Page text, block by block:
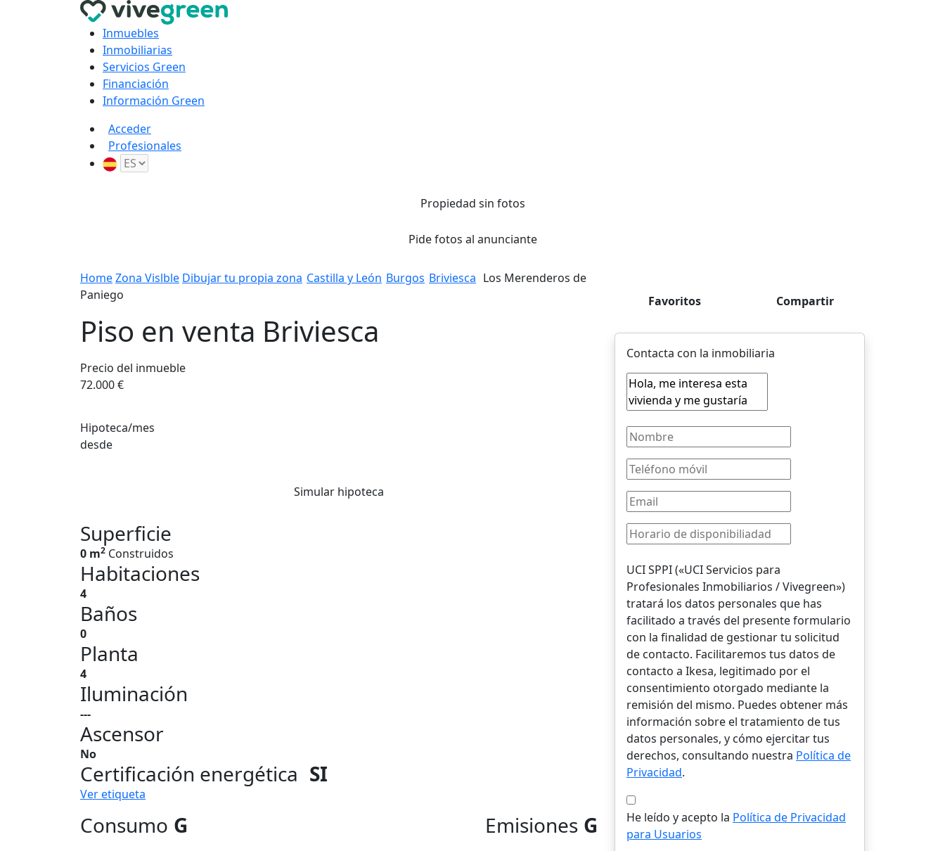
Inmuebles
Inmobiliarias
Servicios Green
Financiación
Información Green
Acceder
Profesionales
Propiedad sin fotos
Pide fotos al anunciante
HomeZona Vislble Dibujar tu propia zona Castilla y León Burgos Briviesca Los Merenderos de
Paniego
Piso en venta Briviesca
Precio del inmueble
72.000 €
Hipoteca/mes
desde
Simular hipoteca
Superficie
0 m2 Construidos
Habitaciones
4
Baños
0
Planta
4
Iluminación
---
Ascensor
No
Certificación energética SI
Ver etiqueta
Consumo G Emisiones G
Favoritos Compartir
Contacta con la inmobiliaria
UCI SPPI («UCI Servicios para
Profesionales Inmobiliarios / Vivegreen»)
tratará los datos personales que has
facilitado a través del presente formulario
con la finalidad de gestionar tu solicitud
de contacto. Facilitaremos tus datos de
contacto a Ikesa, legitimado por el
consentimiento otorgado mediante la
remisión del mismo. Puedes obtener más
información sobre el tratamiento de tus
datos personales, y cómo ejercitar tus
derechos, consultando nuestra Política de
Privacidad.
He leído y acepto la Política de Privacidad
para Usuarios